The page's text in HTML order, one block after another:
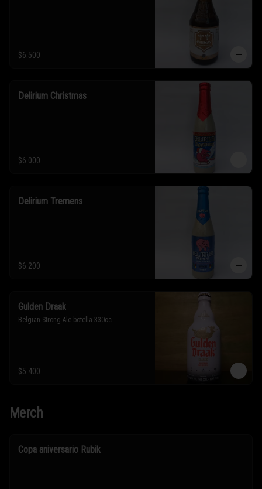
$6.500
Delirium Christmas
$6.000
Delirium Tremens
$6.200
Gulden Draak
Belgian Strong Ale botella 330cc
$5.400
Merch
Copa aniversario Rubik